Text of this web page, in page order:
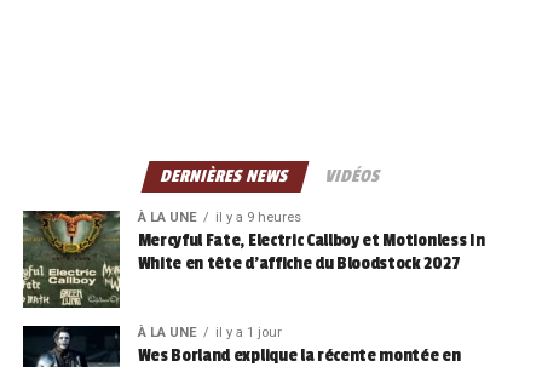
DERNIÈRES NEWS VIDÉOS
À LA UNE il y a 9 heures
Mercyful Fate, Electric Callboy et Motionless In
White en tête d’affiche du Bloodstock 2027
À LA UNE il y a 1 jour
Wes Borland explique la récente montée en